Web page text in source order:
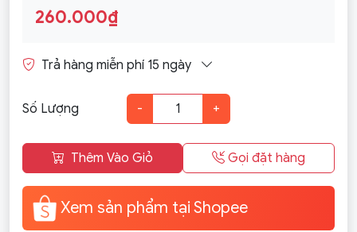
260.000₫
Trả hàng miễn phí 15 ngày
Số Lượng - +
Thêm Vào Giỏ Gọi đặt hàng
Xem sản phẩm tại Shopee